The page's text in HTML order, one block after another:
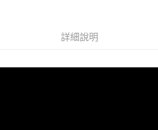
２．關於個人資料處理事宜，請瀏覽以下網址：
詳細說明